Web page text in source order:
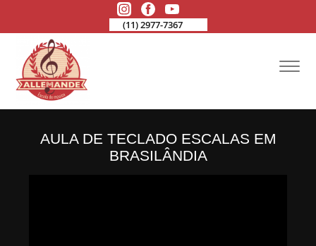
(11) 2977-7367
AULA DE TECLADO ESCALAS EM
BRASILÂNDIA